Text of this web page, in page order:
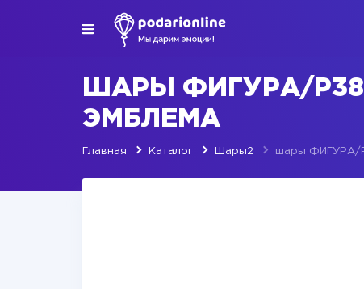
ШАРЫ ФИГУРА/P38
ЭМБЛЕМА
Главная Каталог Шары2 шары ФИГУРА/